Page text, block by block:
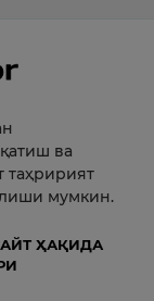
ва
таҳририят
мумкин.
ҲАҚИДА